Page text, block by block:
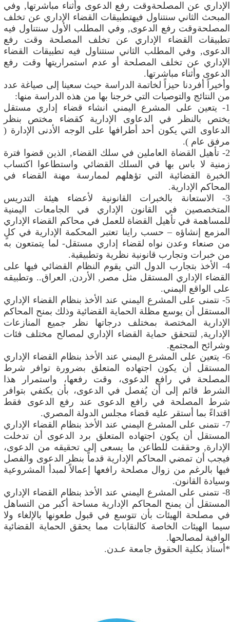
الإداري عن المصلحةوقت رفع الدعوى وأثناء مباشرتها, وفي
المبحث الثاني سنتناول فيهتطبيقات القضاء الإداري عن تخلف
المصلحةوقت رفع الدعوى, وفي المطلب الأول سنتناول فيه
تطبيقات القضاء الإداري عن تخلف المصلحة وقت رفع
الدعوى, وفي المطلب الثاني سنتناول فيه تطبيقات القضاء
الإداري عن تخلف المصلحة أو عدم استمراريتها وقت رفع
الدعوى وأثناء مباشرتها.
وأخيراً أفردنا حيزاً لخاتمة الدراسة حيث سعينا إلى صياغة عدد
من النتائج والتوصيات التي خرجنا بها من هذه الدراسة منها:
1- يتعين على المشرع اليمني انشاء قضاء إداري مستقل
يختص بالنظر في الدعاوى الإدارية كقضاء مختص بنظر
الدعاوى التي يكون أحد أطرافها على الوجه الأدنى الإدارة (
مرفق عام ).
2- تأهيل القضاة العاملين في سلك القضاء, الذين قضوا فترة
زمنية لا باس بها في السلك القضائي واستطاعوا اكتساب
الخبرة القضائية التي تؤهلهم لممارسة مهنة القضاء في
المحاكم الإدارية.
3- الاستعانة بالخبرات القانونية لأعضاء هيئة التدريس
المتخصصين في القانون الإداري في الجامعات اليمنية
للمساهمة في تأهيل القضاة للعمل في محاكم القضاء الإداري
المزمع إنشاؤه – حسب راينا تعتبر المحكمة الإدارية في كلٍ
من صنعاء وعدن نواه لقضاء إداري مستقل- لما يتمتعون به
من خبرات وتجارب قانونية نظرية وتطبيقية.
4- الأخذ بتجارب الدول التي يقوم النظام القضائي فيها على
القضاء الإداري المستقل مثل مصر, الأردن, العراق.. وتطبيقه
على الواقع اليمني.
5- نتمنى على المشرع اليمني عند الأخذ بنظام القضاء الإداري
المستقل أن يوسع مظلة الحماية القضائية وذلك بمنح المحاكم
الإدارية المختصة بمختلف درجاتها نظر جميع المنازعات
الإدارية, لتتحقق حماية القضاء الإداري لمصالح مختلف فئات
وشرائح المجتمع.
6- يتعين على المشرع اليمني عند الأخذ بنظام القضاء الإداري
المستقل أن يكون اجتهاده المتعلق بضرورة توافر شرط
المصلحة في رافع الدعوى، وقت رفعها، واستمرار هذا
الشرط قائم إلى أن يُفصل في الدعوى، بأن يكتفي بتوافر
شرط المصلحة في رافع الدعوى عند رفع الدعوى فقط
اقتداءً بما أستقر عليه قضاء مجلس الدولة المصري.
7- نتمنى على المشرع اليمني عند الأخذ بنظام القضاء الإداري
المستقل أن يكون اجتهاده المتعلق برد الدعوى أن تدخلت
الإدارة, وحققت للطاعن ما يسعى إلى تحقيقه من الدعوى،
فيجب أن تمضي المحاكم الإدارية قدماً بنظر الدعوى والفصل
فيها بالرغم من زوال مصلحة رافعها إعمالاً لمبدأ المشروعية
وسيادة القانون.
8- نتمنى على المشرع اليمني عند الأخذ بنظام القضاء الإداري
المستقل أن يمنح المحاكم الإدارية مساحة أكبر من التساهل
في مصلحة الهيئات بأن تتوسع في قبول طعونها بالإلغاء ولا
سيما الهيئات الخاصة كالنقابات مما يحقق الحماية القضائية
الوافية لمصالحها.
*أستاذ بكلية الحقوق جامعة عـدن.